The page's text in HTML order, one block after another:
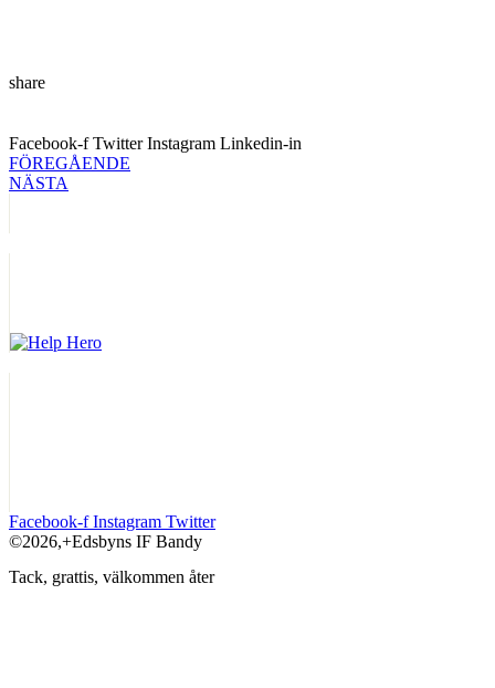
share
Facebook-f Twitter Instagram Linkedin-in
FÖREGÅENDE
NÄSTA
Facebook-f Instagram Twitter
©2026,+Edsbyns IF Bandy
Tack, grattis, välkommen åter